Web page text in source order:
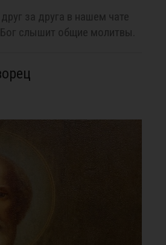
за друга в нашем чате
слышит общие молитвы.